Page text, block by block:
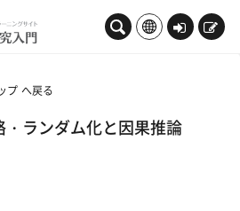
る
ロ
新
プ へ戻る
ランダム化と因果推論